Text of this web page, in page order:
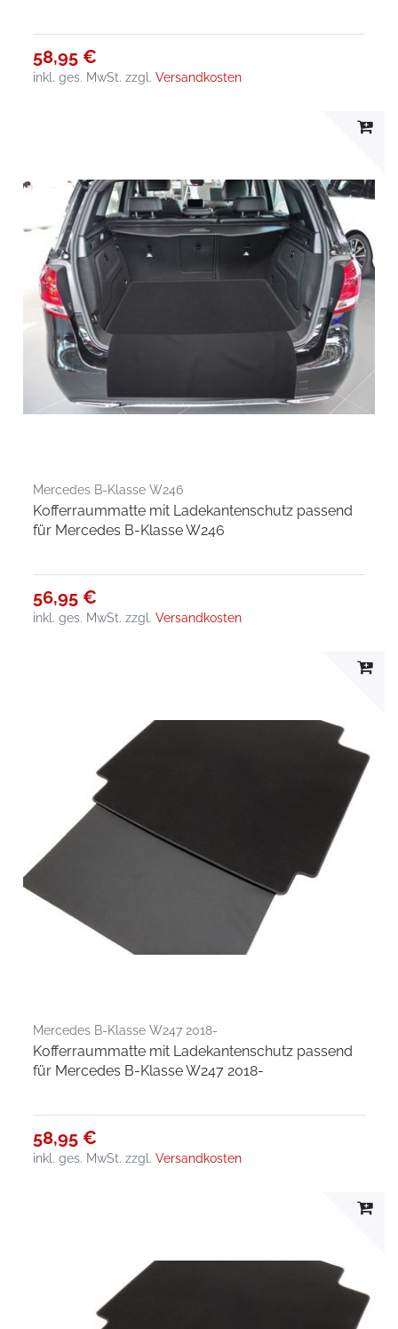
58,95 €
inkl. ges. MwSt. zzgl.Versandkosten
Mercedes B-Klasse W246
Kofferraummatte mit Ladekantenschutz passend
für Mercedes B-Klasse W246
56,95 €
inkl. ges. MwSt. zzgl.Versandkosten
Mercedes B-Klasse W247 2018-
Kofferraummatte mit Ladekantenschutz passend
für Mercedes B-Klasse W247 2018-
58,95 €
inkl. ges. MwSt. zzgl.Versandkosten